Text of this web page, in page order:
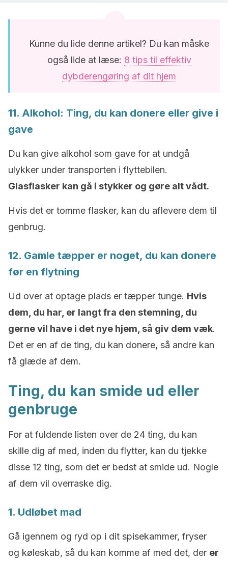
Kunne du lide denne artikel? Du kan måske
også lide at læse: 8 tips til effektiv
dybderengøring af dit hjem
11. Alkohol: Ting, du kan donere eller give i
gave
Du kan give alkohol som gave for at undgå
ulykker under transporten i flyttebilen.
Glasflasker kan gå i stykker og gøre alt vådt.
Hvis det er tomme flasker, kan du aflevere dem til
genbrug.
12. Gamle tæpper er noget, du kan donere
før en flytning
Ud over at optage plads er tæpper tunge. Hvis
dem, du har, er langt fra den stemning, du
gerne vil have i det nye hjem, så giv dem væk.
Det er en af de ting, du kan donere, så andre kan
få glæde af dem.
Ting, du kan smide ud eller
genbruge
For at fuldende listen over de 24 ting, du kan
skille dig af med, inden du flytter, kan du tjekke
disse 12 ting, som det er bedst at smide ud. Nogle
af dem vil overraske dig.
1. Udløbet mad
Gå igennem og ryd op i dit spisekammer, fryser
og køleskab, så du kan komme af med det, der er